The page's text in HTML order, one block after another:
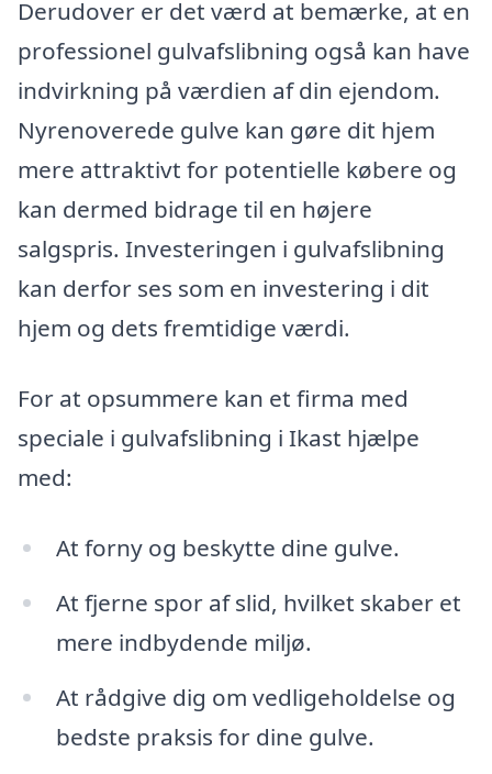
Derudover er det værd at bemærke, at en
professionel gulvafslibning også kan have
indvirkning på værdien af din ejendom.
Nyrenoverede gulve kan gøre dit hjem
mere attraktivt for potentielle købere og
kan dermed bidrage til en højere
salgspris. Investeringen i gulvafslibning
kan derfor ses som en investering i dit
hjem og dets fremtidige værdi.
For at opsummere kan et firma med
speciale i gulvafslibning i Ikast hjælpe
med:
At forny og beskytte dine gulve.
At fjerne spor af slid, hvilket skaber et
mere indbydende miljø.
At rådgive dig om vedligeholdelse og
bedste praksis for dine gulve.